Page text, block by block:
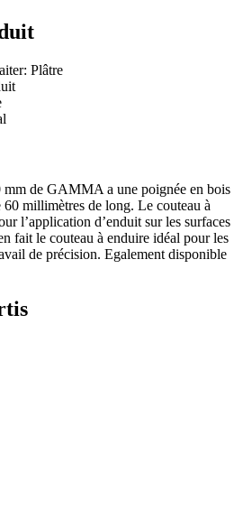
Plâtre
mm de GAMMA a une poignée en bois
60 millimètres de long. Le couteau à
l’application d’enduit sur les surfaces
fait le couteau à enduire idéal pour les
de précision. Egalement disponible